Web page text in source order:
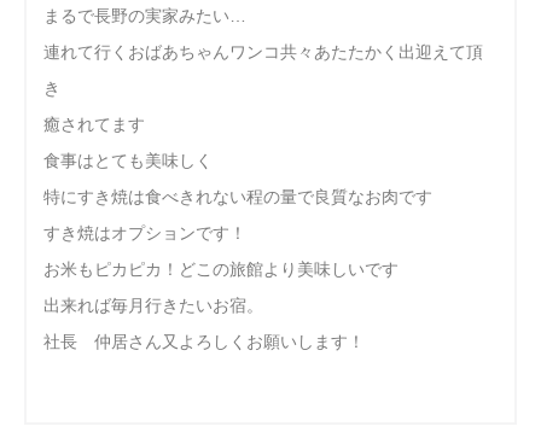
まるで長野の実家みたい…
連れて行くおばあちゃんワンコ共々あたたかく出迎えて頂
き
癒されてます
食事はとても美味しく
特にすき焼は食べきれない程の量で良質なお肉です
すき焼はオプションです！
お米もピカピカ！どこの旅館より美味しいです
出来れば毎月行きたいお宿。
社長 仲居さん又よろしくお願いします！